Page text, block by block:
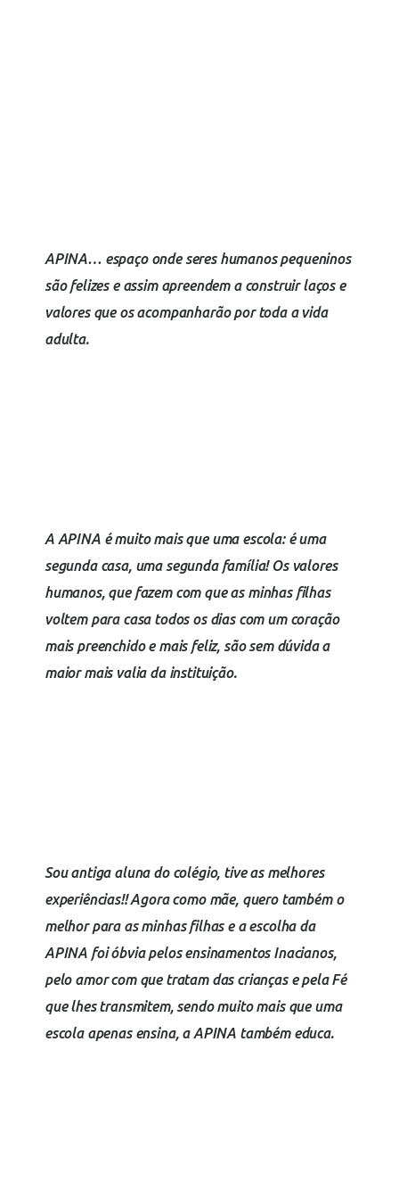
APINA… espaço onde seres humanos pequeninos
são felizes e assim apreendem a construir laços e
valores que os acompanharão por toda a vida
adulta.
A APINA é muito mais que uma escola: é uma
segunda casa, uma segunda família! Os valores
humanos, que fazem com que as minhas filhas
voltem para casa todos os dias com um coração
mais preenchido e mais feliz, são sem dúvida a
maior mais valia da instituição.
Sou antiga aluna do colégio, tive as melhores
experiências!! Agora como mãe, quero também o
melhor para as minhas filhas e a escolha da
APINA foi óbvia pelos ensinamentos Inacianos,
pelo amor com que tratam das crianças e pela Fé
que lhes transmitem, sendo muito mais que uma
escola apenas ensina, a APINA também educa.